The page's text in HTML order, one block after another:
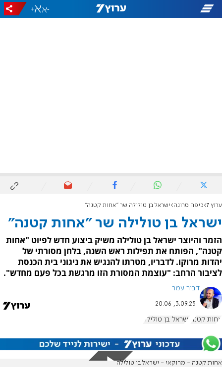
-
+
ערוץ 7 כיפה סרוגה ישראל בן טולילה שר "אחות קטנה"
ישראל בן טולילה שר "אחות קטנה"
הזמר והיוצר ישראל בן טולילה משיק ביצוע חדש לפיוט "אחות
קטנה", הפותח את תפילות ראש השנה, בלחן מסורתי של
יהדות מרוקו. לדבריו, מטרתו להנגיש את ניגוני בית הכנסת
לציבור הרחב: "עוצמת המסורת הזו מרגשת בכל פעם מחדש".
דביר עמר
3.09.25, 20:06
אחות קטנה ישראל בן טולילה
אחות קטנה - מרוקאי - ישראל בן טולילה